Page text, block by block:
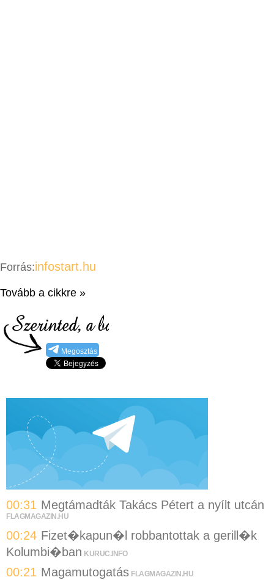
Forrás:infostart.hu
Tovább a cikkre »
Megosztás
00:31 Megtámadták Takács Pétert a nyílt utcán
FLAGMAGAZIN.HU
00:24 Fizet�kapun�l robbantottak a gerill�k
Kolumbi�ban KURUC.INFO
00:21 Magamutogatás FLAGMAGAZIN.HU